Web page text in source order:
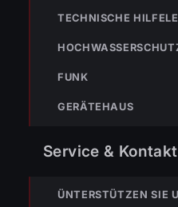
TECHNISCHE
FUNK
GERÄTEHAUS
Service & Kontakt
ÜNTERSTÜTZEN SIE
T: +43 664 3959768 |